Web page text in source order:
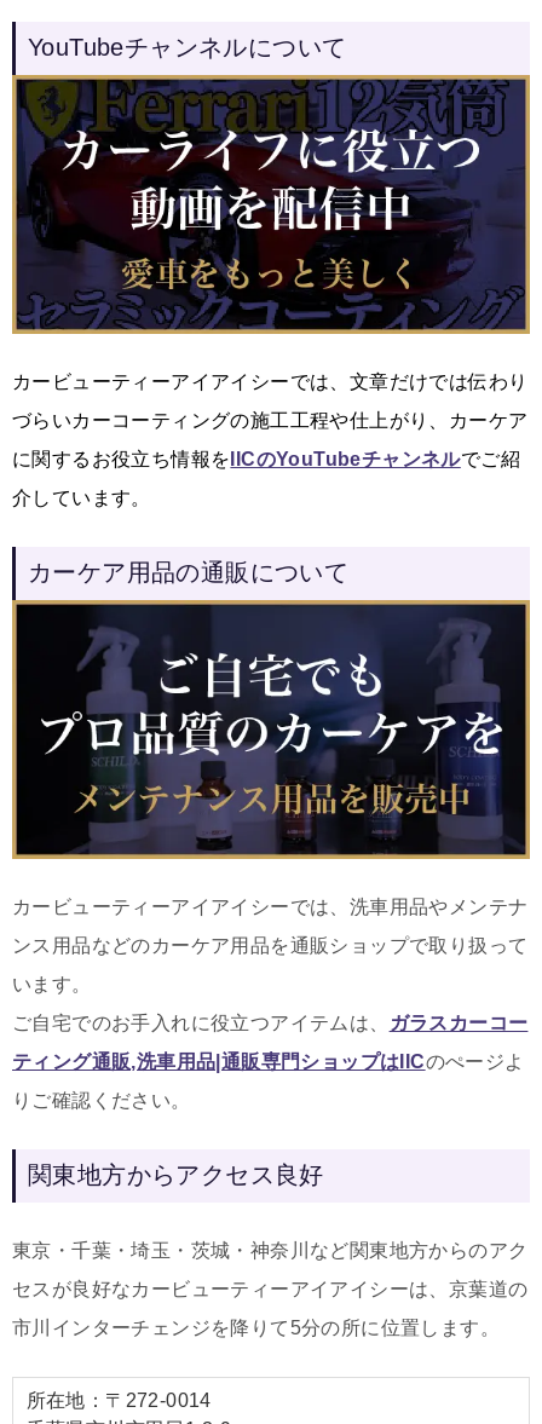
YouTubeチャンネルについて
カービューティーアイアイシーでは、文章だけでは伝わり
づらいカーコーティングの施工工程や仕上がり、カーケア
に関するお役立ち情報を IICのYouTubeチャンネルでご紹
介しています。
カーケア用品の通販について
カービューティーアイアイシーでは、洗車用品やメンテナ
ンス用品などのカーケア用品を通販ショップで取り扱って
います。
ご自宅でのお手入れに役立つアイテムは
ガラスカーコー
ティング通販,洗車用品|通販専門ショップはIICのぺージよ
りご確認ください。
関東地方からアクセス良好
東京・千葉・埼玉・茨城・神奈川など関東地方からのアク
セスが良好なカービューティーアイアイシーは、京葉道の
市川インターチェンジを降りて5分の所に位置します。
所在地：〒272-0014